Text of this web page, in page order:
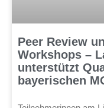
Peer Review
Workshops –
unterstützt
bayerischen